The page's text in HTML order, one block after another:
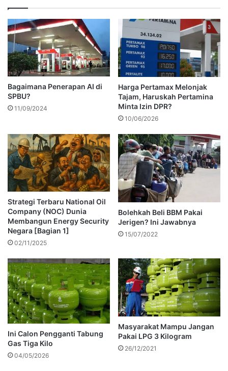
Bagaimana Penerapan AI di
SPBU?
11/09/2024
Harga Pertamax Melonjak
Tajam, Haruskah Pertamina
Minta Izin DPR?
10/06/2026
Strategi Terbaru National Oil
Company (NOC) Dunia
Membangun Energy Security
Negara [Bagian 1]
02/11/2025
Bolehkah Beli BBM Pakai
Jerigen? Ini Jawabnya
15/07/2022
Ini Calon Pengganti Tabung
Gas Tiga Kilo
04/05/2026
Masyarakat Mampu Jangan
Pakai LPG 3 Kilogram
26/12/2021